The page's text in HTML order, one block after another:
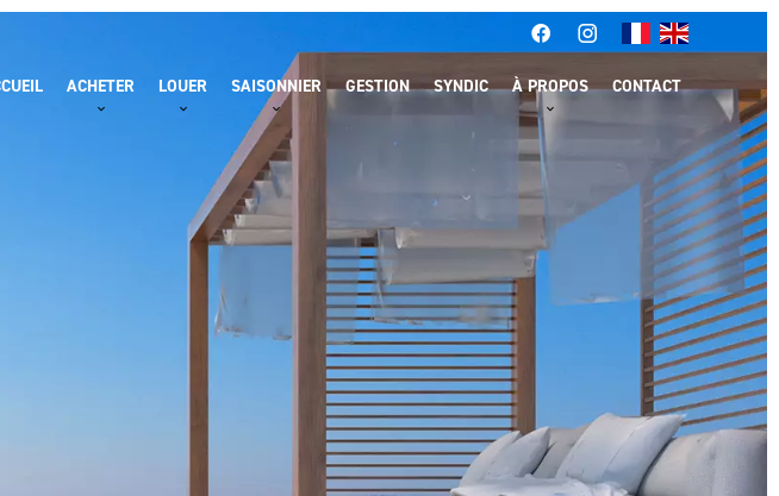
ACHETER LOUER SAISONNIER GESTION SYNDIC À PROPOS CONTACT